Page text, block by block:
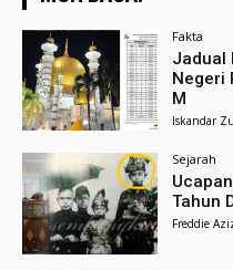
Fakta
Jadual
Negeri
M
Iskandar
Sejarah
Tahun
Freddie